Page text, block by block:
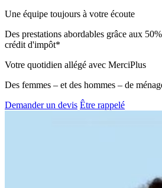
Une équipe toujours à votre écoute
Des prestations abordables grâce aux
crédit d'impôt*
Votre quotidien allégé avec MerciPlus
Des femmes – et des hommes – de
Demander un devis Être rappelé